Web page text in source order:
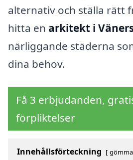
alternativ och ställa rätt
hitta en arkitekt i
närliggande städerna
dina behov.
Få 3 erbjudanden,
förpliktelser
Innehållsförteckning gömma